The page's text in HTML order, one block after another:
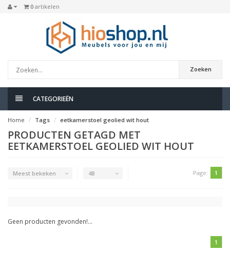
0 artikelen
Zoeken
CATEGORIEËN
Home Tags eetkamerstoel geolied wit hout
PRODUCTEN GETAGD MET
EETKAMERSTOEL GEOLIED WIT HOUT
Meest bekeken 48 Page: 1
Geen producten gevonden!...
1